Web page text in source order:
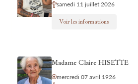
samedi 11 juillet 2026
Voir les informations
Madame Claire HISETTE
mercredi 07 avril 1926